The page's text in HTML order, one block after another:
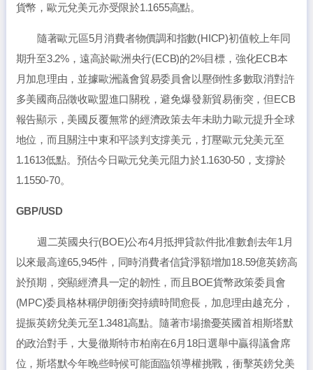
貨幣，歐元兌美元亦受限於1.1655高點。
隨著歐元區5月消費者物價調和指數(HICP)初值較上年同
期升至3.2%，遠高於歐洲央行(ECB)的2%目標，強化ECB本
月加息理由，並據歐洲議會貿易委員會以壓倒性多數取消對許
多美國商品徵收歐盟進口關稅，避免爆發新貿易衝突，但ECB
報告顯示，美國反覆無常的經濟政策去年未助力歐元提升全球
地位，而且關注中東和平談判支撐美元，打壓歐元兌美元至
1.1613低點。預估今日歐元兌美元阻力於1.1630-50，支撐於
1.1550-70。
GBP/USD
週二英國央行(BOE)公布4月抵押貸款件批准數創去年1月
以來最高達65,945件，同時消費者信貸淨額增加18.59億英鎊高
於預期，突顯經濟具一定的韌性，而且BOE貨幣政策委員會
(MPC)委員格林稱伊朗衝突持續時間愈長，加息理由越充分，
提振英鎊兌美元至1.3481高點。隨著市場擔憂英國首相斯塔默
的政治對手，大曼徹斯特市柏南在6月18日選舉中贏得議會席
位，斯塔默今年晚些時候可能面臨領導權挑戰，衝擊英鎊兌美